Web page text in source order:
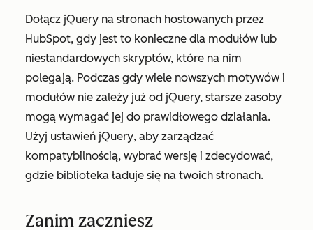
Dołącz jQuery na stronach hostowanych przez
HubSpot, gdy jest to konieczne dla modułów lub
niestandardowych skryptów, które na nim
polegają. Podczas gdy wiele nowszych motywów i
modułów nie zależy już od jQuery, starsze zasoby
mogą wymagać jej do prawidłowego działania.
Użyj ustawień jQuery, aby zarządzać
kompatybilnością, wybrać wersję i zdecydować,
gdzie biblioteka ładuje się na twoich stronach.
Zanim zaczniesz